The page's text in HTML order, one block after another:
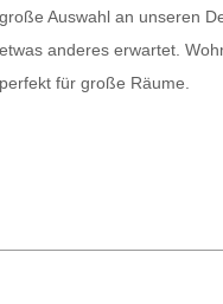
Auswahl an unseren
anderes erwartet.
für große Räume.